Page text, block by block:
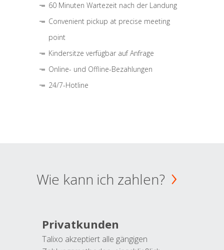
60 Minuten Wartezeit nach der Landung
Convenient pickup at precise meeting
point
Kindersitze verfügbar auf Anfrage
Online- und Offline-Bezahlungen
24/7-Hotline
Wie kann ich zahlen?
Privatkunden
Talixo akzeptiert alle gängigen